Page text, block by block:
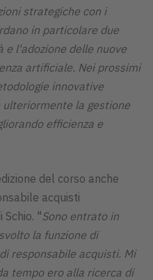
strategiche con i
in particolare due
l'adozione delle nuove
artificiale. Nei prossimi
innovative
la gestione
efficienza e
del corso anche
acquisti
Schio. "Sono entrato in
la funzione di
responsabile acquisti. Mi
tempo ero alla ricerca di